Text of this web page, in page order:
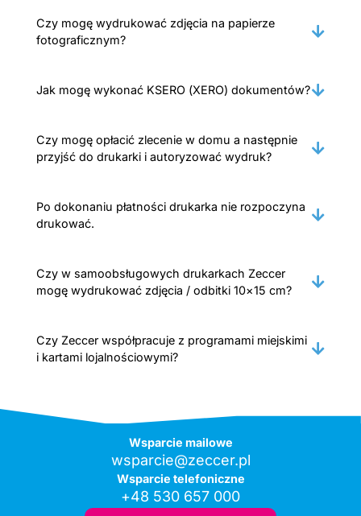
Czy mogę wydrukować zdjęcia na papierze
fotograficznym?
Jak mogę wykonać KSERO (XERO) dokumentów?
Czy mogę opłacić zlecenie w domu a następnie
przyjść do drukarki i autoryzować wydruk?
Po dokonaniu płatności drukarka nie rozpoczyna
drukować.
Czy w samoobsługowych drukarkach Zeccer
mogę wydrukować zdjęcia / odbitki 10×15 cm?
Czy Zeccer współpracuje z programami miejskimi
i kartami lojalnościowymi?
Wsparcie mailowe
wsparcie@zeccer.pl
Wsparcie telefoniczne
+48 530 657 000